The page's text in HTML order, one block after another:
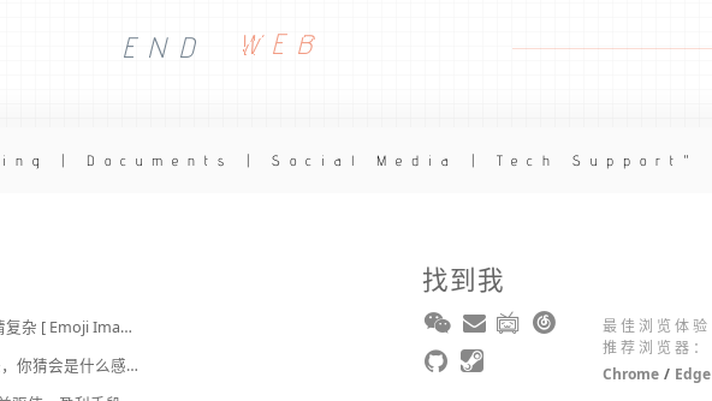
END WEB
| Documents | Social Media | Tech Support
2broear : @J.sky , 我靠.. 心情复杂 [ Emoji Image ]
J.sky : 时隔 20 多年遇到前任，你猜会是什么感觉？前几天和老婆去超市，巧不巧老婆去看其他商品了，就这么两分钟的功夫，我和前任迎面相遇，我看了一眼她，她也看到我了，谁都没说话，我感觉她恐慌的逃走了。我们擦肩而过，按道理这个年龄本不应该两个人单独在超市相遇，除非单身。所以，我猜她离婚了？搞不好她可能以为我也离婚了？哈哈哈
找到我
最佳浏览体验
推荐浏览器：
Chrome / Edge